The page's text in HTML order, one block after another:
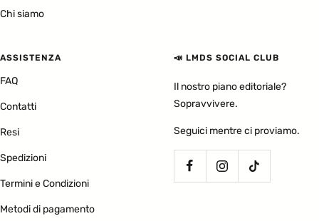
Chi siamo
ASSISTENZA
FAQ
Contatti
Resi
Spedizioni
Termini e Condizioni
Metodi di pagamento
📣 LMDS SOCIAL CLUB
Il nostro piano editoriale?
Sopravvivere.
Seguici mentre ci proviamo.